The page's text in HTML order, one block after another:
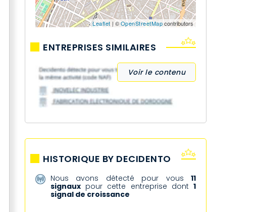
Leaflet | ©OpenStreetMapcontributors
ENTREPRISES SIMILAIRES
Voir le contenu
HISTORIQUE BY DECIDENTO
Nous avons détecté pour vous 11
signaux pour cette entreprise dont 1
signal de croissance